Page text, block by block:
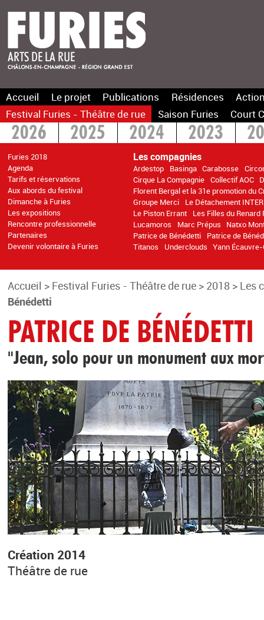
Accueil Le projet Publications Résidences
Festival Furies - Théâtre de rue
Saison Furies Court
2026 2025 2024 2023
Furies 2018
Agenda
Tarifs et réservations
Aux abords du festival
Dimanche à Furies
Les expositions
Rencontre professionnelle
Partenaires
Devenir volontaire à Furies
Les compagnies
Ardestop Basinga Carabosse
Cirque La Compagnie Collectif AOC
Florent Bergal et la 31e promotion du
Groupe Merci
Le Détachement
Le Piston Errant
Les Filles du Renard
Lucamoros
Marc Prépus
Natxo
Patrice de Bénédetti
Patrice de
Titanos
Underclouds Yann
2016 >2014
Accueil > Festival Furies - Théâtre de rue > 2018 > Les
Bénédetti
PATRICE DE BÉNÉDETTI
"Jean, solo pour un monument aux
Création 2014
Théâtre de rue